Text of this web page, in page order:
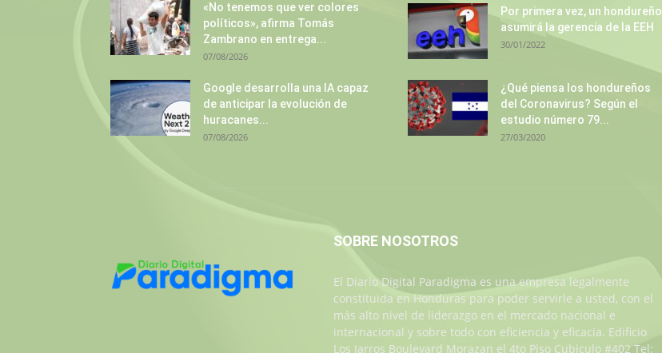
«No tenemos que ver colores
políticos», afirma Tomás
Zambrano en entrega...
07/08/2026
Google desarrolla una IA capaz
de anticipar la evolución de
huracanes...
07/08/2026
Por primera vez, un hondureño
asumirá la gerencia de la EEH
30/01/2022
¿Qué piensa los hondureños
del Coronavirus? Según el
estudio número 79...
27/03/2020
SOBRE NOSOTROS
El Diario Digital Paradigma es una empresa legalmente
constituida en Honduras para poder servirle a usted, con el
más alto nivel de liderazgo en el mercado nacional e
internacional y sobre todo con eficiencia y eficacia. Edificio
Los Jarros Boulevard Morazan el 4to Piso Cubiculo #402 Tel: